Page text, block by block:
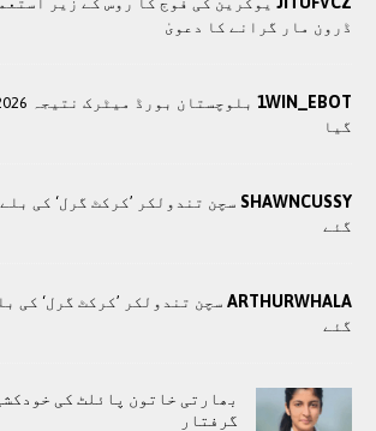
ڈرون مار گرانے کا دعویٰ
1WIN_EBOT
گیا
SHAWNCUSSY سچن تندولکر ’کرکٹ گرل‘ کی
گئے
ARTHURWHALA سچن تندولکر ’کرکٹ گرل‘ کی
گئے
بھارتی خاتون پائلٹ کی
گرفتار